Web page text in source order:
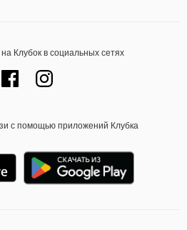
Клубок в социальных сетях
с помощью приложений Клубка